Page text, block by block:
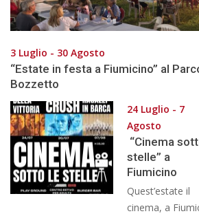
3 Luglio - 30 Agosto
“Estate in festa a Fiumicino” al
Bozzetto
24 Luglio - 7
Agosto
“Cinema
stelle” a
Fiumicino
Quest’estate il
cinema, a